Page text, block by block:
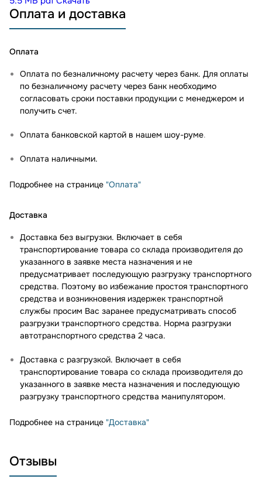
Оплата и доставка
Оплата
Оплата по безналичному расчету через банк. Для оплаты
по безналичному расчету через банк необходимо
согласовать сроки поставки продукции с менеджером и
получить счет.
Оплата банковской картой в нашем шоу-руме.
Оплата наличными.
Подробнее на странице "Оплата"
Доставка
Доставка без выгрузки. Включает в себя
транспортирование товара со склада производителя до
указанного в заявке места назначения и не
предусматривает последующую разгрузку транспортного
средства. Поэтому во избежание простоя транспортного
средства и возникновения издержек транспортной
службы просим Вас заранее предусматривать способ
разгрузки транспортного средства. Норма разгрузки
автотранспортного средства 2 часа.
Доставка с разгрузкой. Включает в себя
транспортирование товара со склада производителя до
указанного в заявке места назначения и последующую
разгрузку транспортного средства манипулятором.
Подробнее на странице "Доставка"
Отзывы